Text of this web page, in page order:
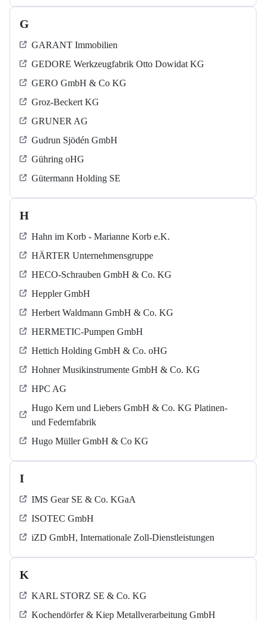
G
GARANT Immobilien
GEDORE Werkzeugfabrik Otto Dowidat KG
GERO GmbH & Co KG
Groz-Beckert KG
GRUNER AG
Gudrun Sjödén GmbH
Gühring oHG
Gütermann Holding SE
H
Hahn im Korb - Marianne Korb e.K.
HÄRTER Unternehmensgruppe
HECO-Schrauben GmbH & Co. KG
Heppler GmbH
Herbert Waldmann GmbH & Co. KG
HERMETIC-Pumpen GmbH
Hettich Holding GmbH & Co. oHG
Hohner Musikinstrumente GmbH & Co. KG
HPC AG
Hugo Kern und Liebers GmbH & Co. KG Platinen-
und Federnfabrik
Hugo Müller GmbH & Co KG
I
IMS Gear SE & Co. KGaA
ISOTEC GmbH
iZD GmbH, Internationale Zoll-Dienstleistungen
K
KARL STORZ SE & Co. KG
Kochendörfer & Kiep Metallverarbeitung GmbH